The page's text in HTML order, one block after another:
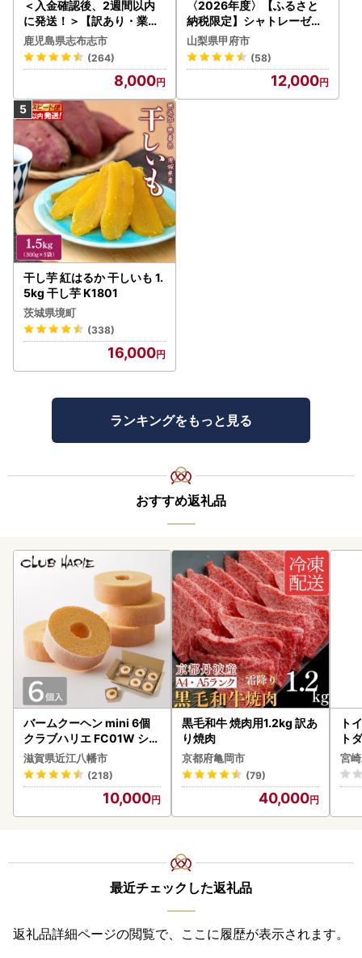
＜入金確認後、2週間以内
に発送！＞【訳あり・業務
用】薩摩おいも棒セット 計
1.8kg(900g×2袋) p8-142
-2w
鹿児島県志布志市
(264)
8,000
〈2026年度〉【ふるさと
納税限定】シャトレーゼ人
気お菓子勢ぞろい!! お菓子
福箱 シャトレーゼ
山梨県甲府市
(58)
12,000
干し芋 紅はるか 干しいも 1.
5kg 干し芋 K1801
茨城県境町
(338)
16,000
ランキングをもっと見る
おすすめ返礼品
バームクーヘン mini 6個
クラブハリエ FC01W シェ
アボックス バウムクーヘ
ン
滋賀県近江八幡市
(218)
10,000
黒毛和牛 焼肉用1.2kg 訳あ
り焼肉
京都府亀岡市
(79)
40,000
ト
ト
速
宮
最近チェックした返礼品
返礼品詳細ページの閲覧で、ここに履歴が表示されます。